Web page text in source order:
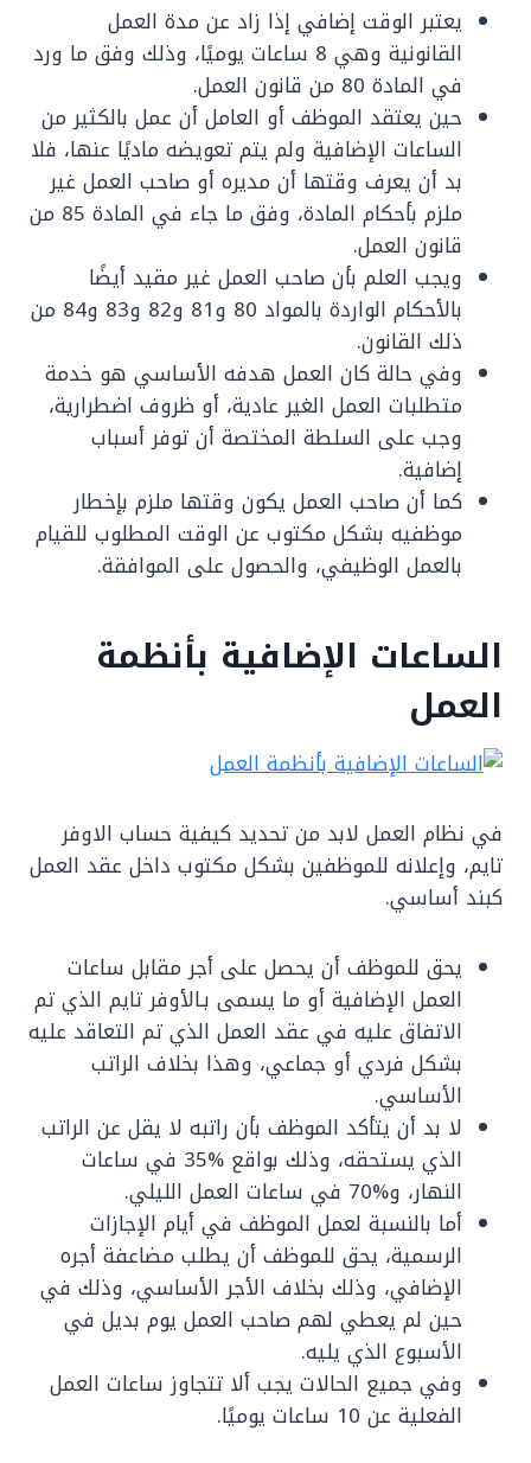
يعتبر الوقت إضافي إذا زاد عن مدة العمل
القانونية وهي 8 ساعات يوميًا، وذلك وفق ما ورد
في المادة 80 من قانون العمل.
حين يعتقد الموظف أو العامل أن عمل بالكثير من
الساعات الإضافية ولم يتم تعويضه ماديًا عنها، فلا
بد أن يعرف وقتها أن مديره أو صاحب العمل غير
ملزم بأحكام المادة، وفق ما جاء في المادة 85 من
قانون العمل.
ويجب العلم بأن صاحب العمل غير مقيد أيضًا
بالأحكام الواردة بالمواد 80 و81 و82 و83 و84 من
ذلك القانون.
وفي حالة كان العمل هدفه الأساسي هو خدمة
متطلبات العمل الغير عادية، أو ظروف اضطرارية،
وجب على السلطة المختصة أن توفر أسباب
إضافية.
كما أن صاحب العمل يكون وقتها ملزم بإخطار
موظفيه بشكل مكتوب عن الوقت المطلوب للقيام
بالعمل الوظيفي، والحصول على الموافقة.
الساعات الإضافية بأنظمة
العمل
في نظام العمل لابد من تحديد كيفية حساب الاوفر
تايم، وإعلانه للموظفين بشكل مكتوب داخل عقد العمل
كبند أساسي.
يحق للموظف أن يحصل على أجر مقابل ساعات
العمل الإضافية أو ما يسمى بـالأوفر تايم الذي تم
الاتفاق عليه في عقد العمل الذي تم التعاقد عليه
بشكل فردي أو جماعي، وهذا بخلاف الراتب
الأساسي.
لا بد أن يتأكد الموظف بأن راتبه لا يقل عن الراتب
الذي يستحقه، وذلك بواقع %35 في ساعات
النهار، و%70 في ساعات العمل الليلي.
أما بالنسبة لعمل الموظف في أيام الإجازات
الرسمية، يحق للموظف أن يطلب مضاعفة أجره
الإضافي، وذلك بخلاف الأجر الأساسي، وذلك في
حين لم يعطي لهم صاحب العمل يوم بديل في
الأسبوع الذي يليه.
وفي جميع الحالات يجب ألا تتجاوز ساعات العمل
الفعلية عن 10 ساعات يوميًا.